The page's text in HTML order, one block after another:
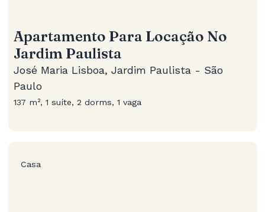
Apartamento Para Locação No
Jardim Paulista
José Maria Lisboa, Jardim Paulista - São
Paulo
137 m², 1 suíte, 2 dorms, 1 vaga
Casa